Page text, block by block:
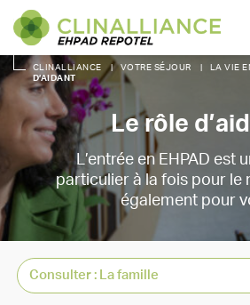
CLINALLIANCE | VOTRE SÉJOUR LA VIE
D’AIDANT
Le rôle
L’entrée en EHPAD est
particulier à la fois pour le
également pour